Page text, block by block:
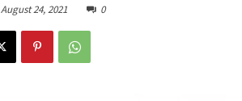
August 24, 2021 0